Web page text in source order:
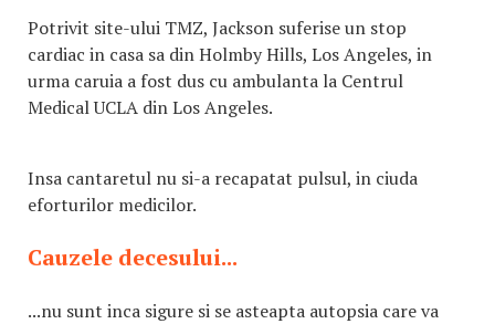
Potrivit site-ului TMZ, Jackson suferise un stop
cardiac in casa sa din Holmby Hills, Los Angeles, in
urma caruia a fost dus cu ambulanta la Centrul
Medical UCLA din Los Angeles.
Insa cantaretul nu si-a recapatat pulsul, in ciuda
eforturilor medicilor.
Cauzele decesului...
...nu sunt inca sigure si se asteapta autopsia care va